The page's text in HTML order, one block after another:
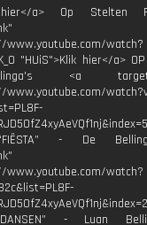
hier</a> Op Stelten
watch?
"HUiS">Klik hier</a> OP
<a
- De
watch?
- Luan